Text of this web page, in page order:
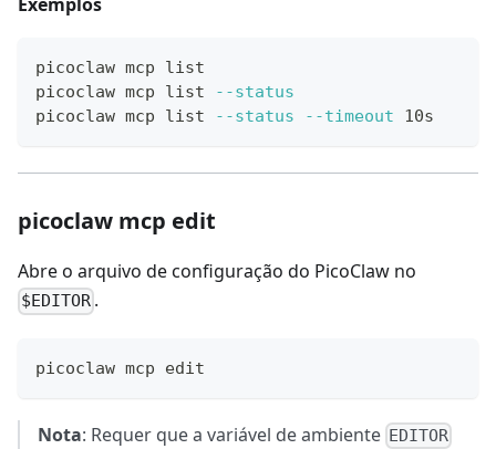
Exemplos
picoclaw mcp list
picoclaw mcp list
--status
picoclaw mcp list
--status --timeout 10s
picoclaw mcp edit
Abre o arquivo de configuração do PicoClaw no
$EDITOR .
picoclaw mcp edit
Nota: Requer que a variável de ambiente EDITOR